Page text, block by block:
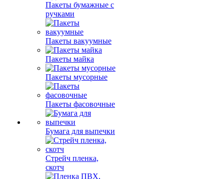
Пакеты бумажные с
ручками
Пакеты вакуумные
Пакеты майка
Пакеты мусорные
Пакеты фасовочные
Бумага для выпечки
Стрейч пленка,
скотч